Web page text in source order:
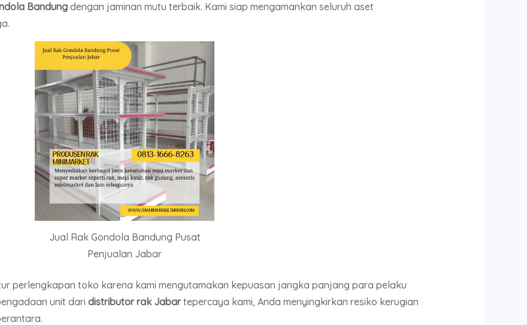
Bandungdengan jaminan mutu terbaik. Kami siap mengamankan seluruh aset
Jual Rak Gondola Bandung Pusat
Penjualan Jabar
perlengkapan toko karena kami mengutamakan kepuasan jangka panjang para pelaku
unit dari distributor rak Jabartepercaya kami, Anda menyingkirkan resiko kerugian